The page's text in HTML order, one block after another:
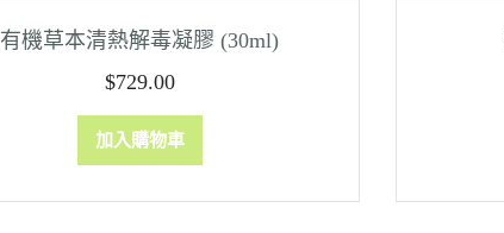
有機草本清熱解毒凝膠 (30ml)
$729.00
加入購物車